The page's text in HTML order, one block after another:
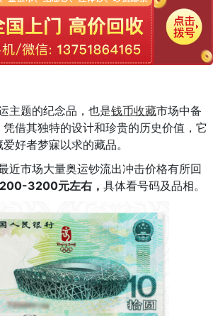
主题的纪念品，也是钱币收藏市场中备
借其独特的设计和珍贵的历史价值，它
好者梦寐以求的藏品。
近市场大量奥运钞流出冲击价格有所回
3200元左右， 具体看号码及品相。